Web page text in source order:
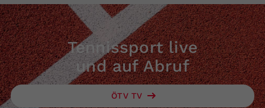
Tennissport live
und auf Abruf
ÖTV TV